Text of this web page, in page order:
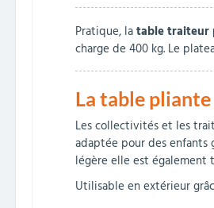
Pratique, latable traiteur
charge de 400 kg. Le
La table
Les collectivités et les
adaptée pour des enfants
légère elle est également
Utilisable en extérieur